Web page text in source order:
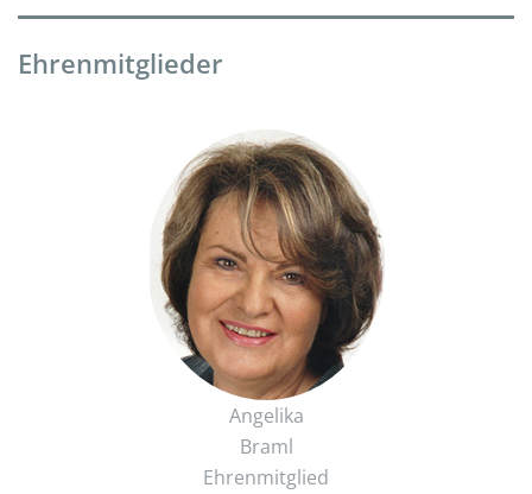
Ehrenmitglieder
Angelika
Braml
Ehrenmitglied